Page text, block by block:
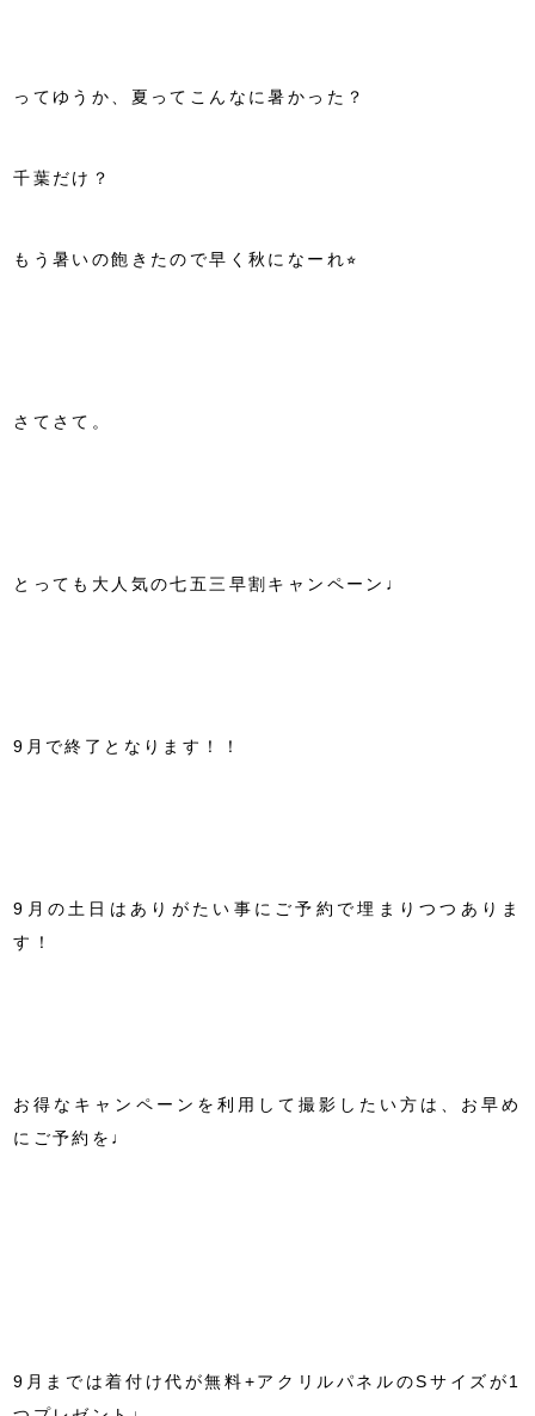
ってゆうか、夏ってこんなに暑かった？
千葉だけ？
もう暑いの飽きたので早く秋になーれ⭐︎
さてさて。
とっても大人気の七五三早割キャンペーン♩
9月で終了となります！！
9月の土日はありがたい事にご予約で埋まりつつありま
す！
お得なキャンペーンを利用して撮影したい方は、お早め
にご予約を♩
9月までは着付け代が無料+アクリルパネルのSサイズが1